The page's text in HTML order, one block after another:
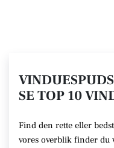
SE TOP 10
Find den rette eller
vores overblik finder du